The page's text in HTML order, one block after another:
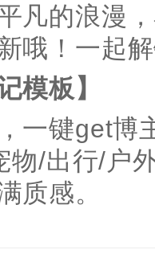
凡的浪漫
！一起
模板】
一键get博
物/出行/户
质感。